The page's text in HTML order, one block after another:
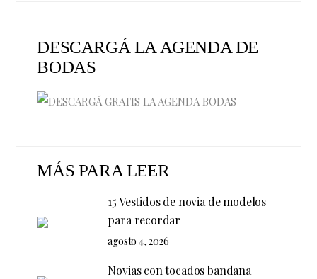
DESCARGÁ LA AGENDA DE
BODAS
MÁS PARA LEER
15 Vestidos de novia de modelos
para recordar
agosto 4, 2026
Novias con tocados bandana